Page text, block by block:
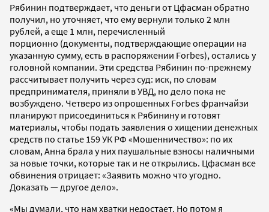
Рябинин подтверждает, что деньги от Цфасман обратно
получил, но уточняет, что ему вернули только 2 млн
рублей, а еще 1 млн, перечисленный
порционно (документы, подтверждающие операции на
указанную сумму, есть в распоряжении Forbes), остались у
головной компании. Эти средства Рябинин по-прежнему
рассчитывает получить через суд: иск, по словам
предпринимателя, приняли в УВД, но дело пока не
возбуждено. Четверо из опрошенных Forbes франчайзи
планируют присоединиться к Рябинину и готовят
материалы, чтобы подать заявления о хищении денежных
средств по статье 159 УК РФ «Мошенничество»: по их
словам, Анна брала у них паушальные взносы наличными
за новые точки, которые так и не открылись. Цфасман все
обвинения отрицает: «Заявить можно что угодно.
Доказать — другое дело».
«Мы думали, что нам хватки недостает. Но потом я